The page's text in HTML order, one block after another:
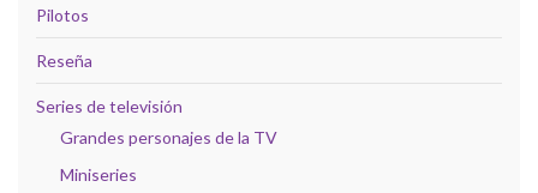
Pilotos
Reseña
Series de televisión
Grandes personajes de la TV
Miniseries